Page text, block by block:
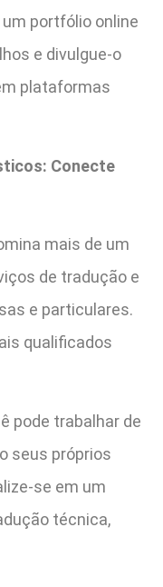
portfólio online
e divulgue-o
plataformas
Conecte
mais de um
de tradução e
e particulares.
qualificados
pode trabalhar de
seus próprios
se em um
técnica,